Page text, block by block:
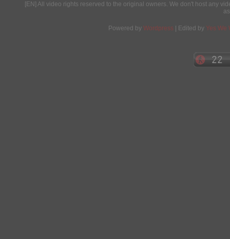
[EN] All video rights reserved to the original owners. We don't host any
Powered by Wordpress | Edited by Yes We